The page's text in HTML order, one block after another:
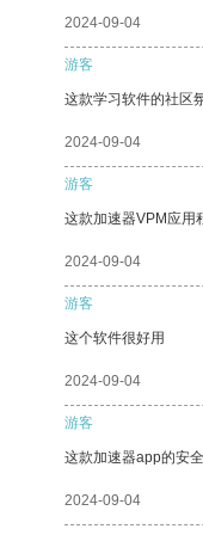
2024-09-04
游客
这款学习软件的社区
2024-09-04
游客
这款加速器VPM应用
2024-09-04
游客
这个软件很好用
2024-09-04
游客
这款加速器app的安
2024-09-04